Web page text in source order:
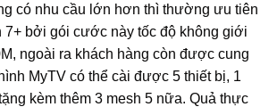
có nhu cầu lớn hơn thì thường ưu tiên
7+ bởi gói cước này tốc độ không giới
ngoài ra khách hàng còn được cung
MyTV có thể cài được 5 thiết bị, 1
kèm thêm 3 mesh 5 nữa. Quả thực